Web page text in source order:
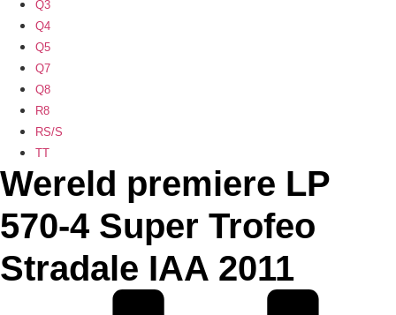
Q3
Q4
Q5
Q7
Q8
R8
RS/S
TT
Wereld premiere LP
570-4 Super Trofeo
Stradale IAA 2011